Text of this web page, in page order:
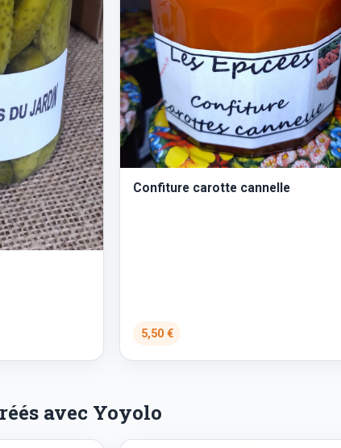
Confiture carotte cannelle
5,50 €
avec Yoyolo